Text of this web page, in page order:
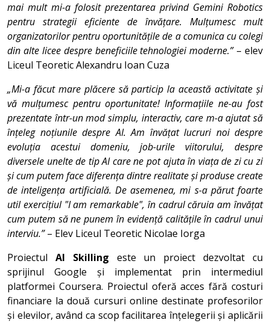
mai mult mi-a folosit prezentarea privind Gemini Robotics
pentru strategii eficiente de învățare. Mulțumesc mult
organizatorilor pentru oportunitățile de a comunica cu colegi
din alte licee despre beneficiile tehnologiei moderne.”– elev
Liceul Teoretic Alexandru Ioan Cuza
„Mi-a făcut mare plăcere să particip la această activitate și
vă mulțumesc pentru oportunitate! Informațiile ne-au fost
prezentate într-un mod simplu, interactiv, care m-a ajutat să
înțeleg noțiunile despre AI. Am învățat lucruri noi despre
evoluția acestui domeniu, job-urile viitorului, despre
diversele unelte de tip AI care ne pot ajuta în viața de zi cu zi
și cum putem face diferența dintre realitate și produse create
de inteligența artificială. De asemenea, mi s-a părut foarte
util exercițiul "I am remarkable", în cadrul căruia am învățat
cum putem să ne punem în evidență calitățile în cadrul unui
interviu.”– Elev Liceul Teoretic Nicolae Iorga
Proiectul AI Skilling este un proiect dezvoltat cu
sprijinul Google și implementat prin intermediul
platformei Coursera. Proiectul oferă acces fără costuri
financiare la două cursuri online destinate profesorilor
și elevilor, având ca scop facilitarea înțelegerii și aplicării